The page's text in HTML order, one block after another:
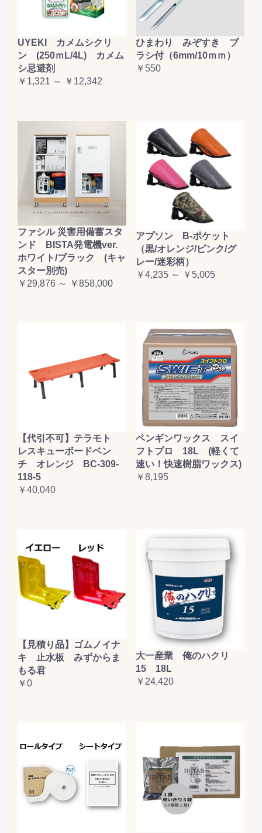
お買い物を続ける カートへ進む
UYEKI カメムシクリ
ン (250ｍL/4L) カメム
シ忌避剤
￥1,321 ～ ￥12,342
ひまわり みぞすき ブ
ラシ付（6mm/10ｍｍ）
￥550
ファシル 災害用備蓄スタ
ンド BISTA発電機ver.
ホワイト/ブラック (キャ
スター別売)
￥29,876 ～ ￥858,000
アプソン B-ポケット
（黒/オレンジ/ピンク/グ
レー/迷彩柄）
￥4,235 ～ ￥5,005
【代引不可】テラモト
レスキューボードベン
チ オレンジ BC-309-
118-5
￥40,040
ペンギンワックス スイ
フトプロ 18L (軽くて
速い！快速樹脂ワックス)
￥8,195
【見積り品】ゴムノイナ
キ 止水板 みずからま
もる君
￥0
大一産業 俺のハクリ
15 18L
￥24,420